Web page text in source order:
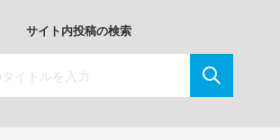
サイト内投稿の検索